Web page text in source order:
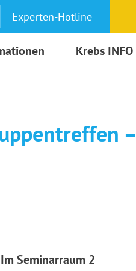
Experten-Hotline
Krebs INFO
–
Seminarraum 2